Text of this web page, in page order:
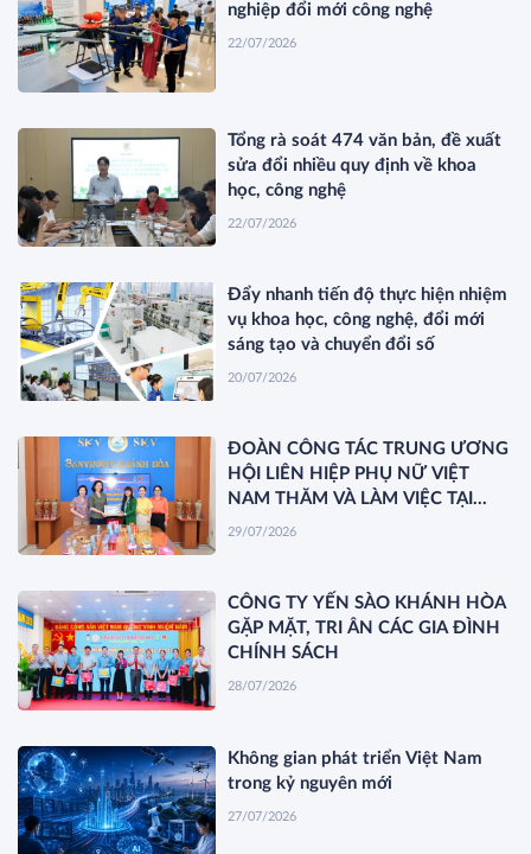
nghiệp đổi mới công nghệ
22/07/2026
Tổng rà soát 474 văn bản, đề xuất
sửa đổi nhiều quy định về khoa
học, công nghệ
22/07/2026
Đẩy nhanh tiến độ thực hiện nhiệm
vụ khoa học, công nghệ, đổi mới
sáng tạo và chuyển đổi số
20/07/2026
ĐOÀN CÔNG TÁC TRUNG ƯƠNG
HỘI LIÊN HIỆP PHỤ NỮ VIỆT
NAM THĂM VÀ LÀM VIỆC TẠI
YẾN SÀO KHÁNH HÒA
29/07/2026
CÔNG TY YẾN SÀO KHÁNH HÒA
GẶP MẶT, TRI ÂN CÁC GIA ĐÌNH
CHÍNH SÁCH
28/07/2026
Không gian phát triển Việt Nam
trong kỷ nguyên mới
27/07/2026